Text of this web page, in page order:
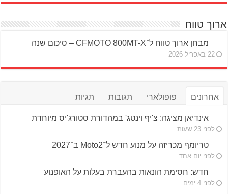
ארוך טווח
מבחן ארוך טווח ל־CFMOTO 800MT-X – סיכום שנה
22 באפריל 2026
אחרונים פופולארי תגובות תגיות
אינדיאן מציגה: צ'יף וינטג' במהדורת סטורג'יס מיוחדת
לפני 23 שעות
טריומף מכריזה על מנוע חדש ל־Moto2 ב־2027
לפני יום אחד
חדש: חסימת הונאות בהעברת בעלות על האופנוע
לפני 4 ימים